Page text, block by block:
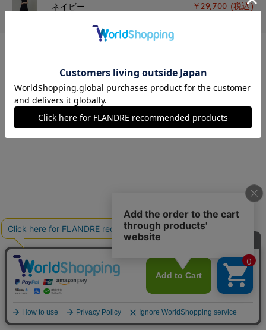
ネイビー ￥29,700 (税込)
在庫なし